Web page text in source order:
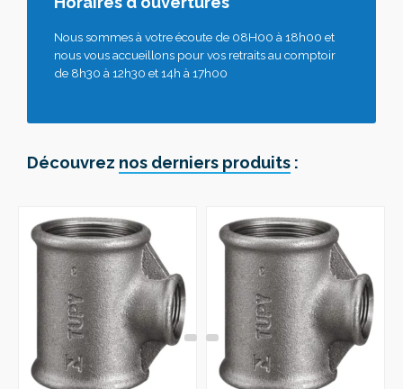
Nous sommes à votre écoute de 08H00 à 18h00 et
nous vous accueillons pour vos retraits au comptoir
de 8h30 à 12h30 et 14h à 17h00
Découvrez nos derniers produits :